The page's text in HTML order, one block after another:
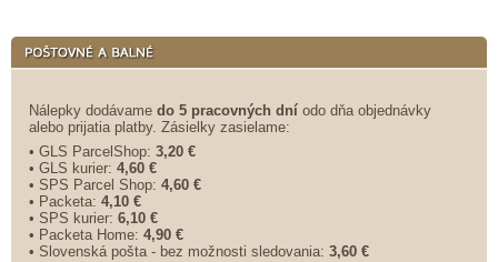
Nálepky dodávame do 5 pracovných dní odo dňa objednávky
alebo prijatia platby. Zásielky zasielame:
• GLS ParcelShop: 3,20 €
• GLS kurier: 4,60 €
• SPS Parcel Shop: 4,60 €
• Packeta: 4,10 €
• SPS kurier: 6,10 €
• Packeta Home: 4,90 €
• Slovenská pošta - bez možnosti sledovania: 3,60 €